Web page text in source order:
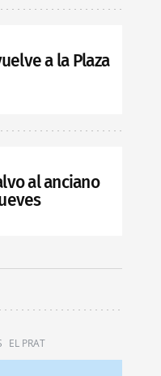
a la Plaza
al anciano
EL PRAT